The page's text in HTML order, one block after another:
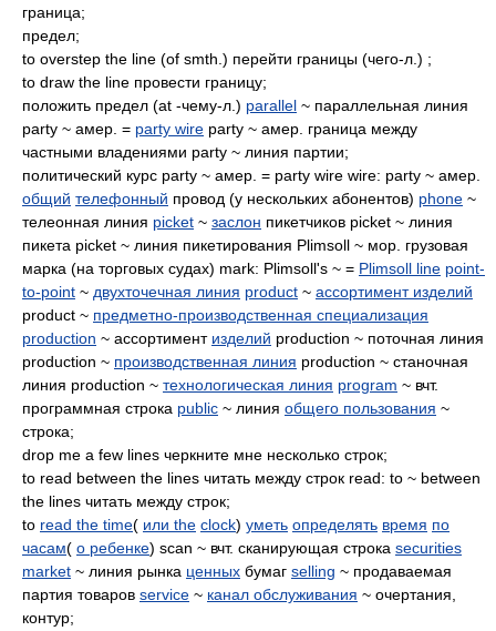
граница;
предел;
to overstep the line (of smth.) перейти границы (чего-л.) ;
to draw the line провести границу;
положить предел (at -чему-л.) parallel ~ параллельная линия
party ~ амер. = party wire party ~ амер. граница между
частными владениями party ~ линия партии;
политический курс party ~ амер. = party wire wire: party ~ амер.
общий телефонный провод (у нескольких абонентов) phone ~
телеонная линия picket ~ заслон пикетчиков picket ~ линия
пикета picket ~ линия пикетирования Plimsoll ~ мор. грузовая
марка (на торговых судах) mark: Plimsoll's ~ = Plimsoll line point-
to-point ~ двухточечная линия product ~ ассортимент изделий
product ~ предметно-производственная специализация
production ~ ассортимент изделий production ~ поточная линия
production ~ производственная линия production ~ станочная
линия production ~ технологическая линия program ~ вчт.
программная строка public ~ линия общего пользования ~
строка;
drop me a few lines черкните мне несколько строк;
to read between the lines читать между строк read: to ~ between
the lines читать между строк;
to read the time( или the clock) уметь определять время по
часам( о ребенке) scan ~ вчт. сканирующая строка securities
market ~ линия рынка ценных бумаг selling ~ продаваемая
партия товаров service ~ канал обслуживания ~ очертания,
контур;